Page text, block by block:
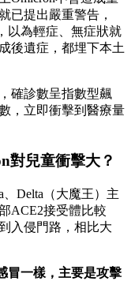
已提出嚴重警告，
以為輕症、無症狀就
後遺症，都埋下本土
確診數呈指數型飆
，立即衝擊到醫療量
對兒童衝擊大？
Delta（大魔王）主
ACE2接受體比較
入侵門路，相比大
冒一樣，主要是攻擊